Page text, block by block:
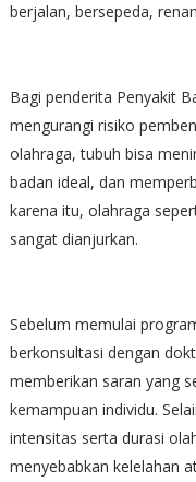
berjalan, bersepeda,
Bagi penderita Penyakit
mengurangi risiko
olahraga, tubuh bisa
badan ideal, dan
karena itu, olahraga
sangat dianjurkan.
Sebelum memulai
berkonsultasi dengan
memberikan saran yang
kemampuan individu.
intensitas serta durasi
menyebabkan kelelahan